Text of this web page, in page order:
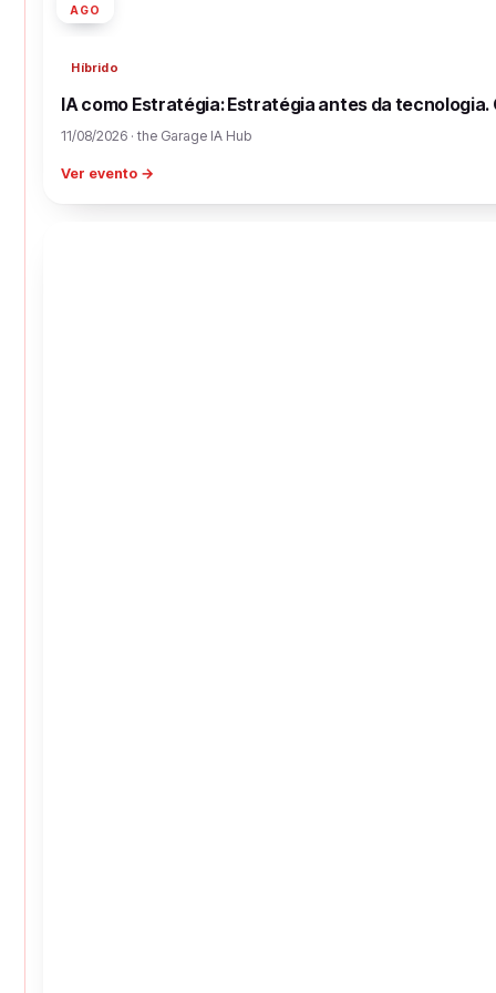
AGO
Híbrido
IA como Estratégia: Estratégia antes da
11/08/2026 · the Garage IA Hub
Ver evento →